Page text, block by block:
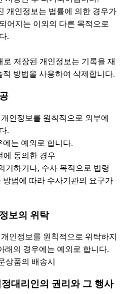
개인정보는 법률에 의한 경우가
어지는 이외의 다른 목적으로
.
로 저장된 개인정보는 기록을 재
적 방법을 사용하여 삭제합니다.
인정보를 원칙적으로 외부에
.
에는 예외로 합니다.
에 동의한 경우
거하거나, 수사 목적으로 법령
방법에 따라 수사기관의 요구가
보의 위탁
인정보를 원칙적으로 위탁하지
래의 경우에는 예외로 합니다.
상품의 배송시
대리인의 권리와 그 행사